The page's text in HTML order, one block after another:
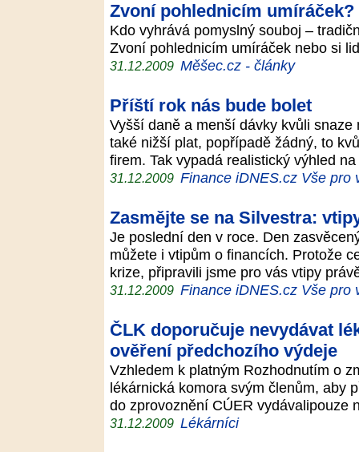
Zvoní pohlednicím umíráček?
Kdo vyhrává pomyslný souboj –
Zvoní pohlednicím umíráček nebo si
31.12.2009 Měšec.cz - články
Příští rok nás bude bolet
Vyšší daně a menší dávky kvůli
také nižší plat, popřípadě žádný, to
firem. Tak vypadá realistický výhled
31.12.2009 Finance iDNES.cz Vše pro
Zasmějte se na Silvestra:
Je poslední den v roce. Den
můžete i vtipům o financích. Protože
krize, připravili jsme pro vás vtipy
31.12.2009 Finance iDNES.cz Vše pro
ČLK doporučuje nevydávat
ověření předchozího výdeje
Vzhledem k platným Rozhodnutím o
lékárnická komora svým členům, aby
do zprovoznění CÚER
31.12.2009 Lékárníci